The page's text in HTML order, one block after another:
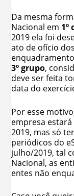
Da mesma
Nacional em 1º
2019 ela foi
ato de ofício
3º grupo,
deve ser feita
data do
Por esse
empresa
2019, mas só
periódicos do
julho/2019, tal
Nacional, as
entes não